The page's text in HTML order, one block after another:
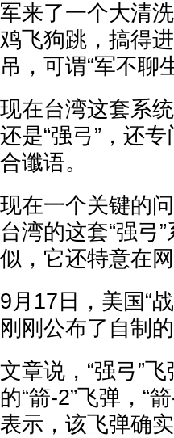
军来了一个大清
鸡飞狗跳，搞得
吊，可谓“军不聊生
现在台湾这套系
还是“强弓”，还
合谶语。
现在一个关键的
台湾的这套“强弓
似，它还特意在
9月17日，美国“
刚刚公布了自制
文章说，“强弓”
的“箭-2”飞弹，“
表示，该飞弹确